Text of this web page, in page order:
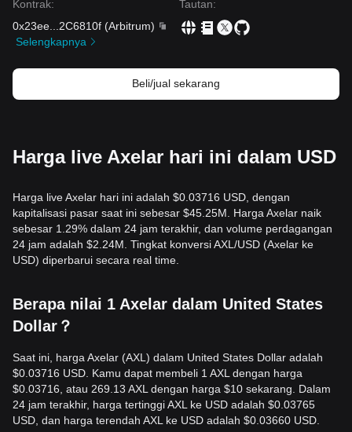
Kontrak:
0x23ee
2C6810f (Arbitrum)
Selengkapnya
Tautan:
Beli/jual sekarang
Harga live Axelar hari ini dalam USD
Harga live Axelar hari ini adalah $0.03716 USD, dengan
kapitalisasi pasar saat ini sebesar $45.25M. Harga Axelar naik
sebesar 1.29% dalam 24 jam terakhir, dan volume perdagangan
24 jam adalah $2.24M. Tingkat konversi AXL/USD (Axelar ke
USD) diperbarui secara real time.
Berapa nilai 1 Axelar dalam United States
Dollar？
Saat ini, harga Axelar (AXL) dalam United States Dollar adalah
$0.03716 USD. Kamu dapat membeli 1 AXL dengan harga
$0.03716, atau 269.13 AXL dengan harga $10 sekarang. Dalam
24 jam terakhir, harga tertinggi AXL ke USD adalah $0.03765
USD, dan harga terendah AXL ke USD adalah $0.03660 USD.